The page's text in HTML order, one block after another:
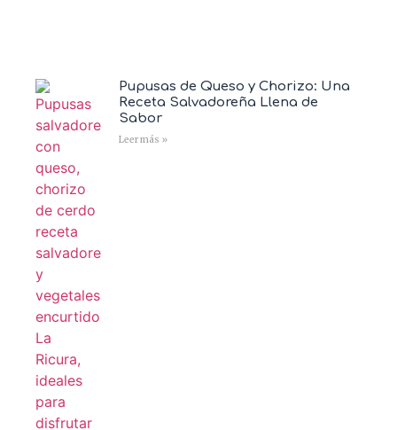
Pupusas de Queso y Chorizo: Una
Receta Salvadoreña Llena de
Sabor
Leer más »